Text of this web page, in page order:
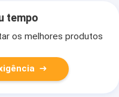
tempo
os melhores produtos